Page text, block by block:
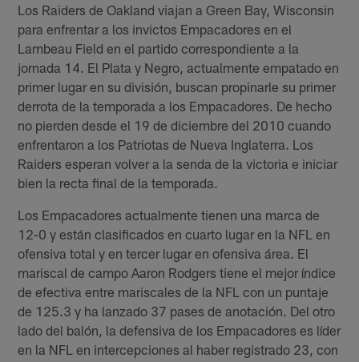
Los Raiders de Oakland viajan a Green Bay, Wisconsin
para enfrentar a los invictos Empacadores en el
Lambeau Field en el partido correspondiente a la
jornada 14. El Plata y Negro, actualmente empatado en
primer lugar en su división, buscan propinarle su primer
derrota de la temporada a los Empacadores. De hecho
no pierden desde el 19 de diciembre del 2010 cuando
enfrentaron a los Patriotas de Nueva Inglaterra. Los
Raiders esperan volver a la senda de la victoria e iniciar
bien la recta final de la temporada.
Los Empacadores actualmente tienen una marca de
12-0 y están clasificados en cuarto lugar en la NFL en
ofensiva total y en tercer lugar en ofensiva área. El
mariscal de campo Aaron Rodgers tiene el mejor índice
de efectiva entre mariscales de la NFL con un puntaje
de 125.3 y ha lanzado 37 pases de anotación. Del otro
lado del balón, la defensiva de los Empacadores es líder
en la NFL en intercepciones al haber registrado 23, con